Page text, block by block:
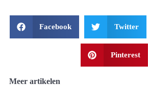
Facebook Twitter
Pinterest
Meer artikelen